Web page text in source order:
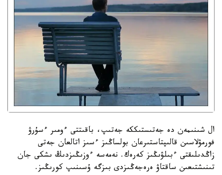
ال شىنىمەن دە جەتىستىككە جەتىپ، باقىتتى ءومىر ءسۇرۋ
فورمۋلاسىن قالىپتاستىرعان بولساڭىز ءسىز اتالعان جەتى
زاڭدىلىقتى ءبىلۋىڭىز كەرەك. نەمەسە ءوزىڭىزدىڭ ىشكى جان
تىنىشتىعىن ساقتاۋ ەرەجەڭىزدى بىزگە ۇسىنىپ كورىڭىز.